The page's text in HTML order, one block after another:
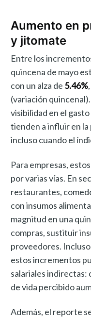
Aumento en
y jitomate
Entre los
quincena de mayo
con un alza de 5.46%
(variación
visibilidad en el
tienden a influir en
incluso cuando el
Para empresas,
por varias vías. En
restaurantes,
con insumos
magnitud en una
compras, sustituir
proveedores.
estos incrementos
salariales indirectas:
de vida percibido
Además, el reporte